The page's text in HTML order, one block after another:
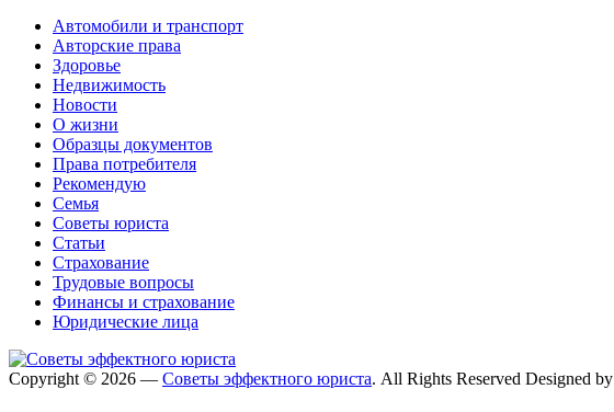
Автомобили и транспорт
Авторские права
Здоровье
Недвижимость
Новости
О жизни
Образцы документов
Права потребителя
Рекомендую
Семья
Советы юриста
Статьи
Страхование
Трудовые вопросы
Финансы и страхование
Юридические лица
Copyright © 2026 — Советы эффектного юриста. All Rights Reserved Designed by